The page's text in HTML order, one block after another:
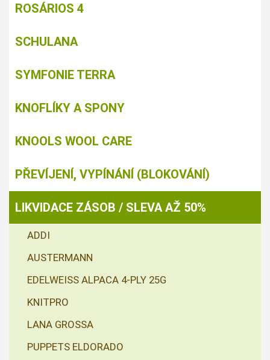
ROSÁRIOS 4
SCHULANA
SYMFONIE TERRA
KNOFLÍKY A SPONY
KNOOLS WOOL CARE
PŘEVÍJENÍ, VYPÍNÁNÍ (BLOKOVÁNÍ)
LIKVIDACE ZÁSOB / SLEVA AŽ 50%
ADDI
AUSTERMANN
EDELWEISS ALPACA 4-PLY 25G
KNITPRO
LANA GROSSA
PUPPETS ELDORADO